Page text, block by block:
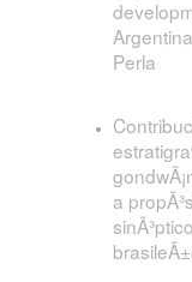
Perla
a